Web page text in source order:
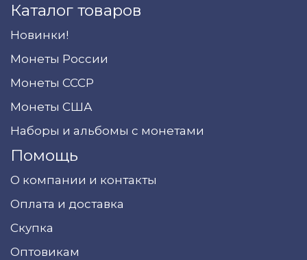
Каталог товаров
Новинки!
Монеты России
Монеты СССР
Монеты США
Наборы и альбомы с монетами
Помощь
О компании и контакты
Оплата и доставка
Скупка
Оптовикам